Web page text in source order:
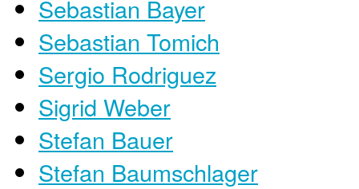
Sebastian Bayer
Sebastian Tomich
Sergio Rodriguez
Sigrid Weber
Stefan Bauer
Stefan Baumschlager